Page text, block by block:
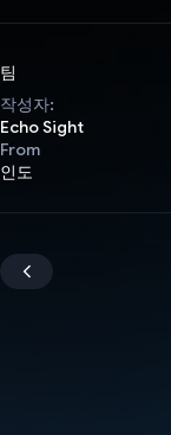
팀
작성자:
Echo Sight
From
인도